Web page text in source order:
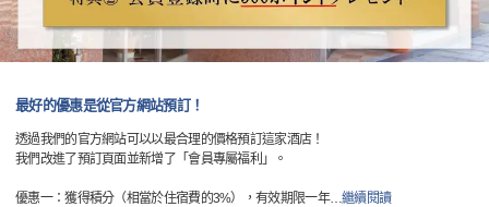
最好的優惠是從官方網站預訂！
透過我們的官方網站可以以最合理的價格預訂這家酒店！
我們改進了預訂頁面並新增了「會員專屬福利」。
優惠一：獲得積分（相當於住宿費的3%），有效期限一年…繼續閱讀